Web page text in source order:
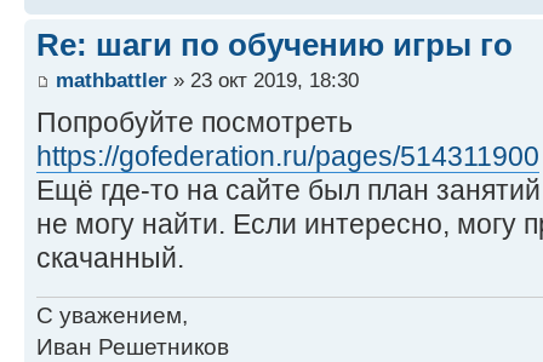
Re: шаги по обучению игры го
mathbattler » 23 окт 2019, 18:30
Попробуйте посмотреть
https://gofederation.ru/pages/514311900
Ещё где-то на сайте был план
не могу найти. Если интересно, могу
скачанный.
С уважением,
Иван Решетников